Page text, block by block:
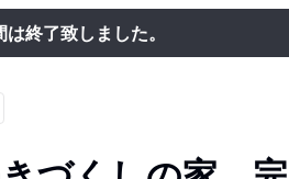
終了致しました。